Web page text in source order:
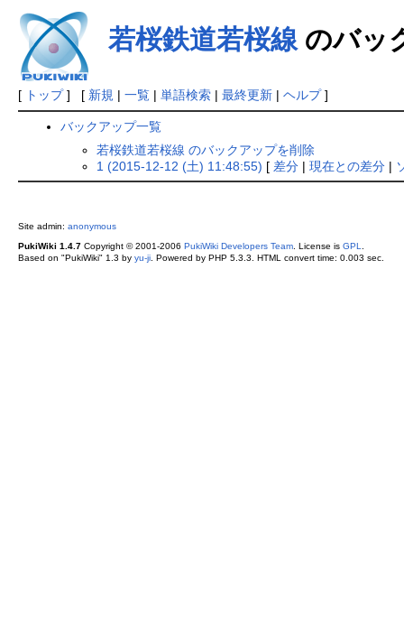
若桜鉄道若桜線 のバッ
[ トップ] [ 新規 | 一覧| 単語検索| 最終更新| ヘルプ]
バックアップ一覧
若桜鉄道若桜線 のバックアップを削除
1 (2015-12-12 (土) 11:48:55) [ 差分| 現在との差分|
Site admin: anonymous
PukiWiki 1.4.7Copyright © 2001-2006 PukiWiki Developers Team. License is GPL
Based on "PukiWiki" 1.3 by yu-ji. Powered by PHP 5.3.3. HTML convert time: 0.003 sec.